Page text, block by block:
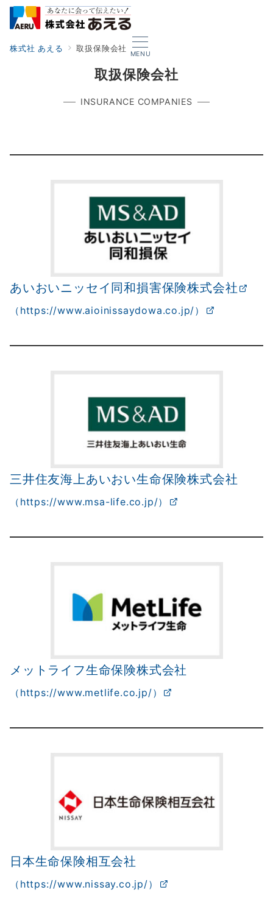
MENU
株式社 あえる 取扱保険会社
取扱保険会社
INSURANCE COMPANIES
あいおいニッセイ同和損害保険株式会社
（https://www.aioinissaydowa.co.jp/）
三井住友海上あいおい生命保険株式会社
（https://www.msa-life.co.jp/）
メットライフ生命保険株式会社
（https://www.metlife.co.jp/）
日本生命保険相互会社
（https://www.nissay.co.jp/）